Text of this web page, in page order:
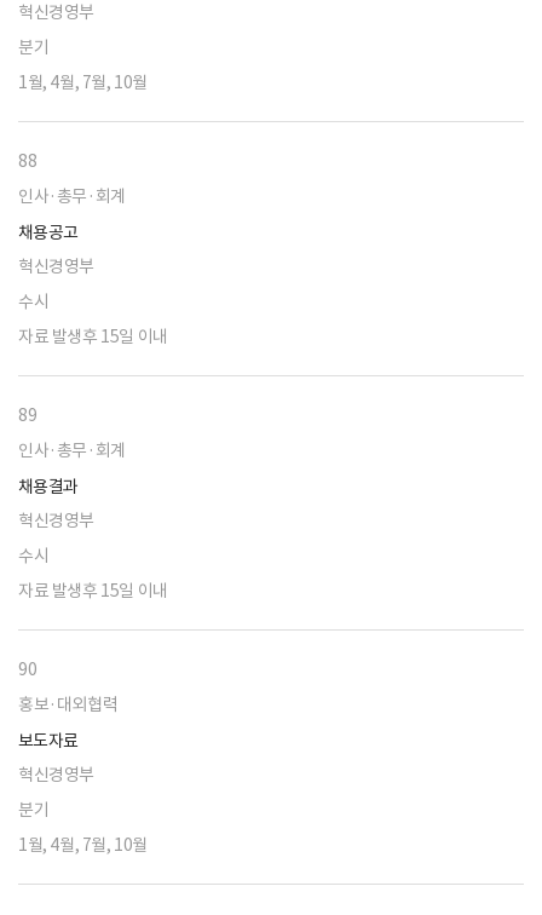
혁신경영부
분기
1월, 4월, 7월, 10월
88
인사·총무·회계
채용공고
혁신경영부
수시
자료 발생후 15일 이내
89
인사·총무·회계
채용결과
혁신경영부
수시
자료 발생후 15일 이내
90
홍보·대외협력
보도자료
혁신경영부
분기
1월, 4월, 7월, 10월